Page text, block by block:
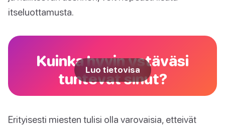
itseluottamusta.
Kuinka hyvin ystäväsi
tuntevat sinut?
Luo tietovisa
Erityisesti miesten tulisi olla varovaisia, etteivät